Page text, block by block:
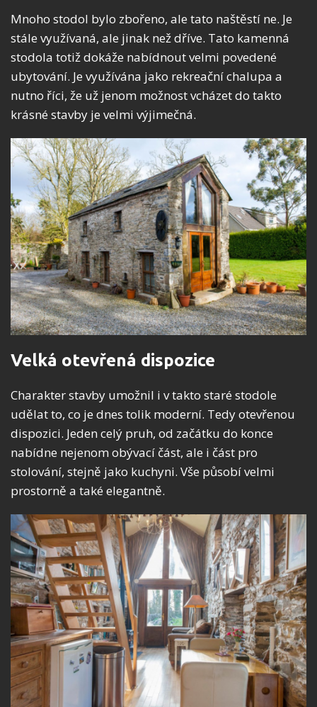
Mnoho stodol bylo zbořeno, ale tato naštěstí ne. Je
stále využívaná, ale jinak než dříve. Tato kamenná
stodola totiž dokáže nabídnout velmi povedené
ubytování. Je využívána jako rekreační chalupa a
nutno říci, že už jenom možnost vcházet do takto
krásné stavby je velmi výjimečná.
Velká otevřená dispozice
Charakter stavby umožnil i v takto staré stodole
udělat to, co je dnes tolik moderní. Tedy otevřenou
dispozici. Jeden celý pruh, od začátku do konce
nabídne nejenom obývací část, ale i část pro
stolování, stejně jako kuchyni. Vše působí velmi
prostorně a také elegantně.